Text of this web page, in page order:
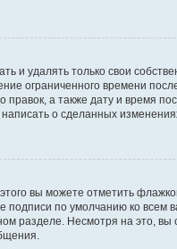
и удалять только свои
ограниченного времени
а также дату и время
о сделанных
вы можете отметить
подписи по умолчанию ко всем
разделе. Несмотря на это, вы